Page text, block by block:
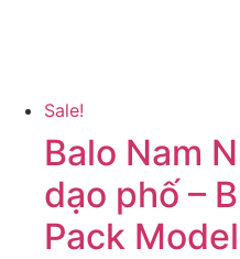
Sale!
Balo Nam
dạo phố –
Pack